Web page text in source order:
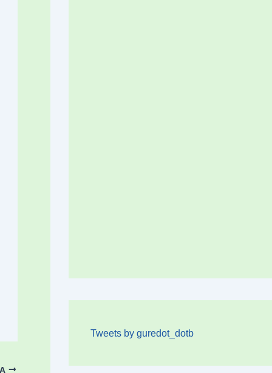
Tweets by guredot_dotb